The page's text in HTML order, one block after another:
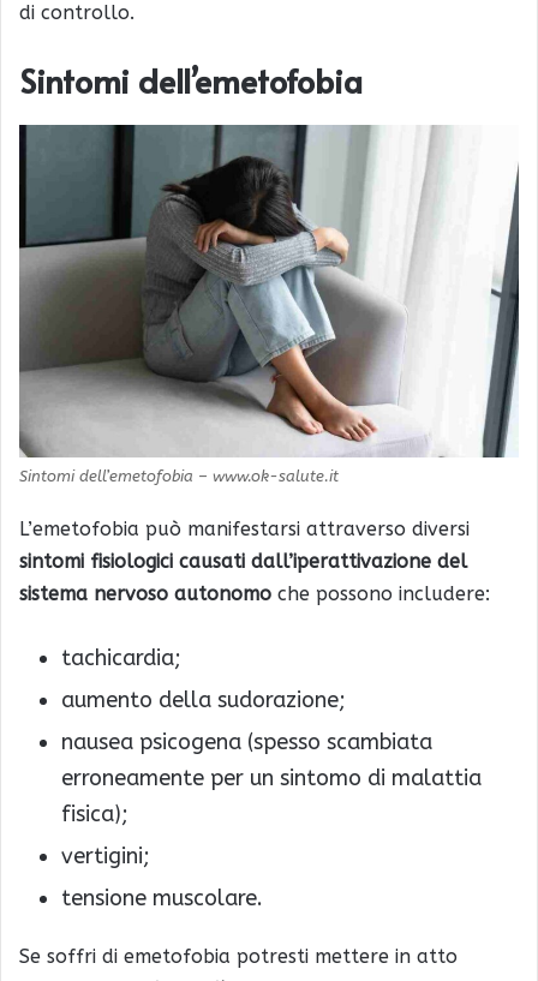
di controllo.
Sintomi dell’emetofobia
Sintomi dell’emetofobia – www.ok-salute.it
L’emetofobia può manifestarsi attraverso diversi
sintomi fisiologici causati dall’iperattivazione del
sistema nervoso autonomo che possono includere:
tachicardia;
aumento della sudorazione;
nausea psicogena (spesso scambiata
erroneamente per un sintomo di malattia
fisica);
vertigini;
tensione muscolare.
Se soffri di emetofobia potresti mettere in atto